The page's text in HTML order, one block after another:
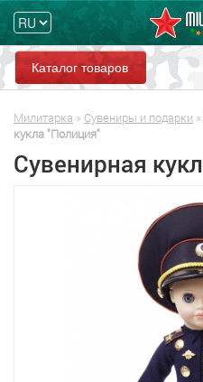
Каталог товаров
Милитарка » Сувениры и подарки »
кукла "Полиция"
Сувенирная